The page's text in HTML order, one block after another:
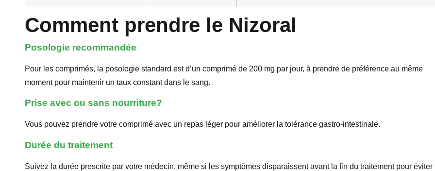
Comment prendre le Nizoral
Posologie recommandée
Pour les comprimés, la posologie standard est d’un comprimé de 200 mg par jour, à prendre de préférence au même
moment pour maintenir un taux constant dans le sang.
Prise avec ou sans nourriture?
Vous pouvez prendre votre comprimé avec un repas léger pour améliorer la tolérance gastro-intestinale.
Durée du traitement
Suivez la durée prescrite par votre médecin, même si les symptômes disparaissent avant la fin du traitement pour éviter